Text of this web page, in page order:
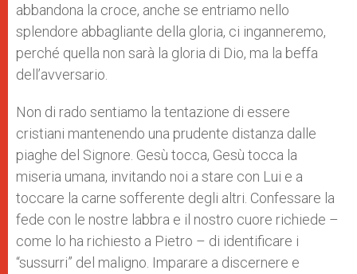
abbandona la croce, anche se entriamo nello
splendore abbagliante della gloria, ci inganneremo,
perché quella non sarà la gloria di Dio, ma la beffa
dell’avversario.
Non di rado sentiamo la tentazione di essere
cristiani mantenendo una prudente distanza dalle
piaghe del Signore. Gesù tocca, Gesù tocca la
miseria umana, invitando noi a stare con Lui e a
toccare la carne sofferente degli altri. Confessare la
fede con le nostre labbra e il nostro cuore richiede –
come lo ha richiesto a Pietro – di identificare i
“sussurri” del maligno. Imparare a discernere e